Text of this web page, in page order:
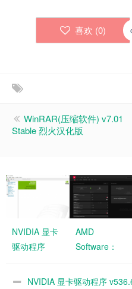
喜欢 (0)
WinRAR(压缩软件) v7.01
Stable 烈火汉化版
NVIDIA 显卡
驱动程序
WHQL 官方
AMD
Software：
Edition 显卡
NVIDIA 显卡驱动程序